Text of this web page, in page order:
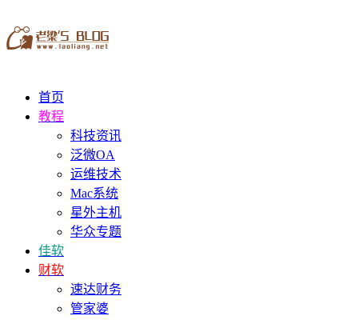
首页
教程
科技资讯
泛微OA
运维技术
Mac系统
星外主机
华众专题
佳软
财软
速达财务
管家婆